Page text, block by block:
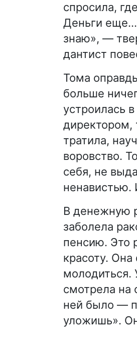
спросила,
Деньги еще…
знаю», —
дантист
Тома
больше
устроилась
директором,
тратила,
воровство.
себя, не
ненавистью.
В денежную
заболела
пенсию. Это
красоту. Она
молодиться.
смотрела на
ней было —
уложишь».